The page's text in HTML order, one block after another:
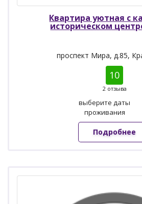
Квартира уютная с
историческом
проспект Мира, д.85,
10
2 отзыва
выберите даты
проживания
Подробнее